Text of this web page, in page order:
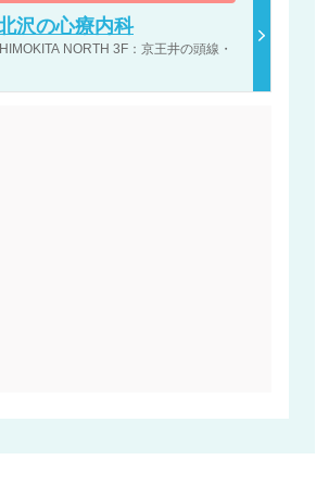
沢の心療内科
NORTH 3F：京王井の頭線・